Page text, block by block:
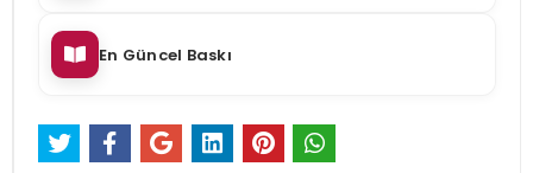
En Güncel Baskı